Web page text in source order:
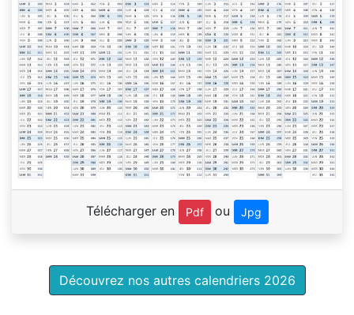
Télécharger en Pdf ou Jpg
Découvrez nos autres calendriers 2026